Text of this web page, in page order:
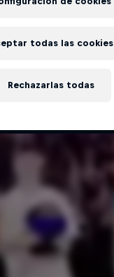
Rechazarlas todas
todas las cookies